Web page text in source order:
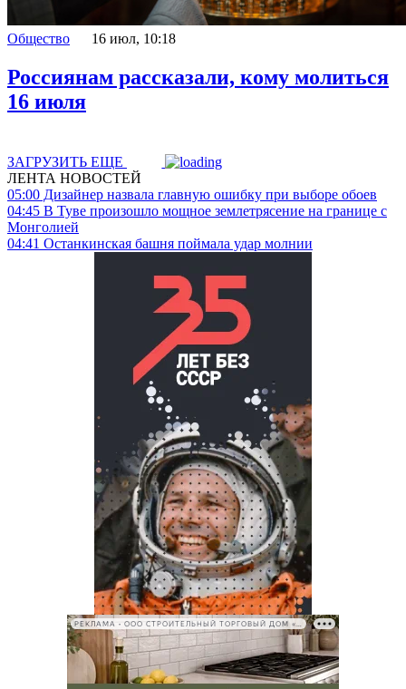
Общество 16 июл, 10:18
Россиянам рассказали, кому молиться
16 июля
ЗАГРУЗИТЬ ЕЩЕ
ЛЕНТА НОВОСТЕЙ
05:00 Дизайнер назвала главную ошибку при выборе обоев
04:45 В Туве произошло мощное землетрясение на границе с
Монголией
04:41 Останкинская башня поймала удар молнии